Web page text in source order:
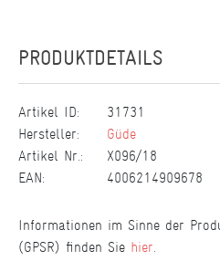
PRODUKTDETAILS
Artikel ID:
31731
Hersteller:
Güde
Artikel Nr.:
X096/18
EAN:
4006214909678
Informationen im Sinne der
(GPSR) finden Sie hier